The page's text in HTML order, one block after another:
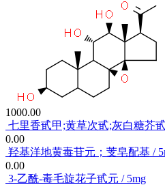
1000.00
七里香甙甲;黄草次甙;灰白糖芥
0.00
羟基洋地黄毒苷元；芰皂配基 /
0.00
3-乙酰-毒毛旋花子甙元 / 5mg